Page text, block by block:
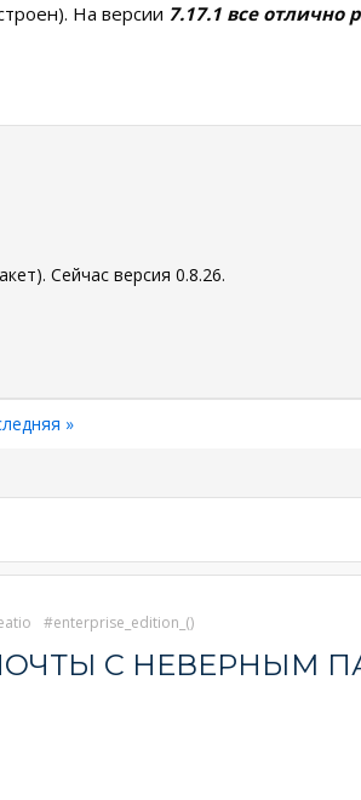
На версии 7.17.1 все отлично
Сейчас версия 0.8.26.
»
enterprise_edition_()
С НЕВЕРНЫМ